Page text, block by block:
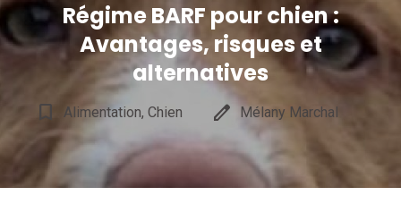
Régime BARF pour chien :
Avantages, risques et
alternatives
bookmark_border Alimentation, Chien edit Mélany Marchal